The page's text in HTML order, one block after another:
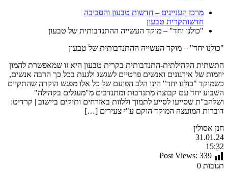
מרכז העניינים – חדשות טבעון והסביבה
חדשותקרית טבעון
"כולנו יחד" – מוקד העשייה ההתנדבותית של טבעון
"כולנו יחד" – מוקד העשייה ההתנדבותית של טבעון
התשתית הקהילתית-התנדבותית בקרית טבעון היא זו שמאפשרת להמון
יוזמות של אירגונים ואנשים פרטיים לשגשג ולגעת בכל כך הרבה אנשים,
כשמוקד "כולנו יחד" הינו הלב הפועם של כל אלו מפגש הוקרה שהתקיים
השבוע יחד עם קבוצת מתנדבות ומתנדבים מ"מעגלים בקהילה"
ושלהב"ת שסייעו לסייע לתמוך וללוות באזרחים ותיקים ביישוב | קרדיט:
דוברות המועצה המוקד הוקם ע"י צעירים […]
חנן אסולין
31.01.24
15:32
Post Views: 339
תגובות 0